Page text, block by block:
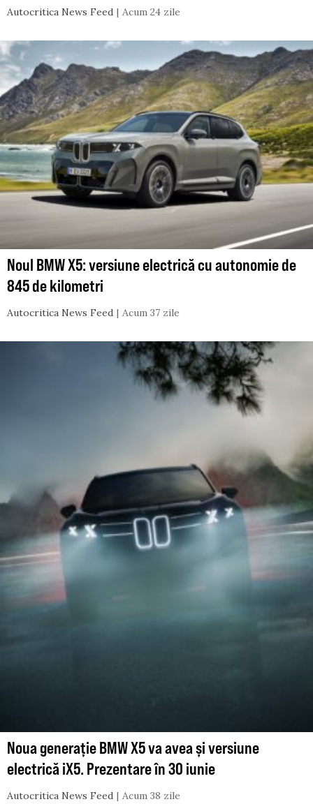
Autocritica News Feed Acum 24 zile
Noul BMW X5: versiune electrică cu autonomie de
845 de kilometri
Autocritica News Feed Acum 37 zile
Noua generație BMW X5 va avea și versiune
electrică iX5. Prezentare în 30 iunie
Autocritica News Feed Acum 38 zile